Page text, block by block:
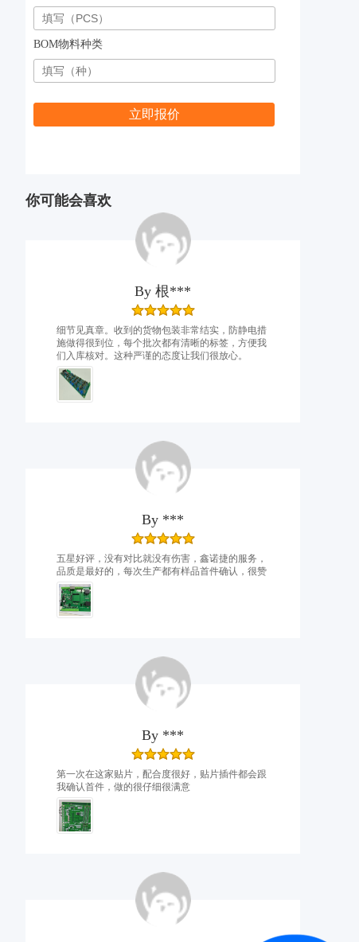
BOM物料种类
立即报价
你可能会喜欢
By 根***
细节见真章。收到的货物包装非常结实，防静电措
施做得很到位，每个批次都有清晰的标签，方便我
们入库核对。这种严谨的态度让我们很放心。
By ***
五星好评，没有对比就没有伤害，鑫诺捷的服务，
品质是最好的，每次生产都有样品首件确认，很赞
By ***
第一次在这家贴片，配合度很好，贴片插件都会跟
我确认首件，做的很仔细很满意